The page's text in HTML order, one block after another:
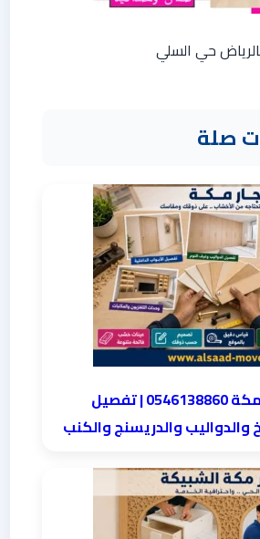
حي السلي
صلة
تفصيل أبواب بمكة 0546138860 | تفصيل
والدواليب والدريسنج والكنب